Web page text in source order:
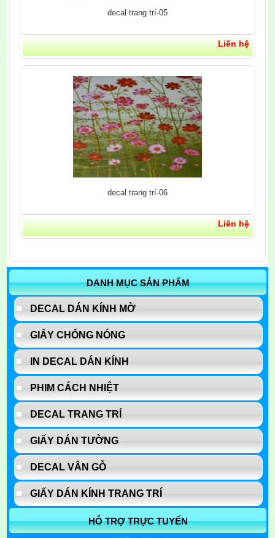
decal trang trí-05
Liên hệ
decal trang trí-06
Liên hệ
DANH MỤC SẢN PHẨM
DECAL DÁN KÍNH MỜ
GIẤY CHỐNG NÓNG
IN DECAL DÁN KÍNH
PHIM CÁCH NHIỆT
DECAL TRANG TRÍ
GIẤY DÁN TƯỜNG
DECAL VÂN GỖ
GIẤY DÁN KÍNH TRANG TRÍ
HỖ TRỢ TRỰC TUYẾN